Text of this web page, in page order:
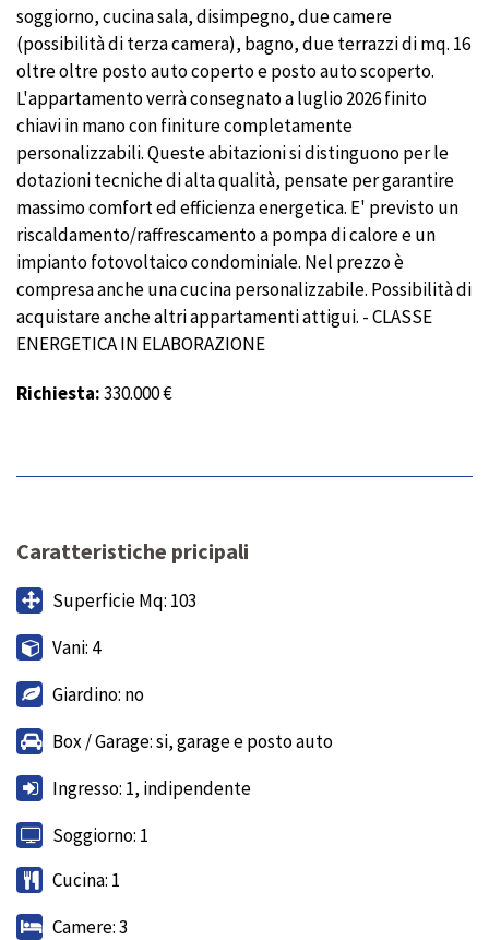
soggiorno, cucina sala, disimpegno, due camere
(possibilità di terza camera), bagno, due terrazzi di mq. 16
oltre oltre posto auto coperto e posto auto scoperto.
L'appartamento verrà consegnato a luglio 2026 finito
chiavi in mano con finiture completamente
personalizzabili. Queste abitazioni si distinguono per le
dotazioni tecniche di alta qualità, pensate per garantire
massimo comfort ed efficienza energetica. E' previsto un
riscaldamento/raffrescamento a pompa di calore e un
impianto fotovoltaico condominiale. Nel prezzo è
compresa anche una cucina personalizzabile. Possibilità di
acquistare anche altri appartamenti attigui. - CLASSE
ENERGETICA IN ELABORAZIONE
Richiesta:330.000 €
Caratteristiche pricipali
Superficie Mq: 103
Vani: 4
Giardino: no
Box / Garage: si, garage e posto auto
Ingresso: 1, indipendente
Soggiorno: 1
Cucina: 1
Camere: 3